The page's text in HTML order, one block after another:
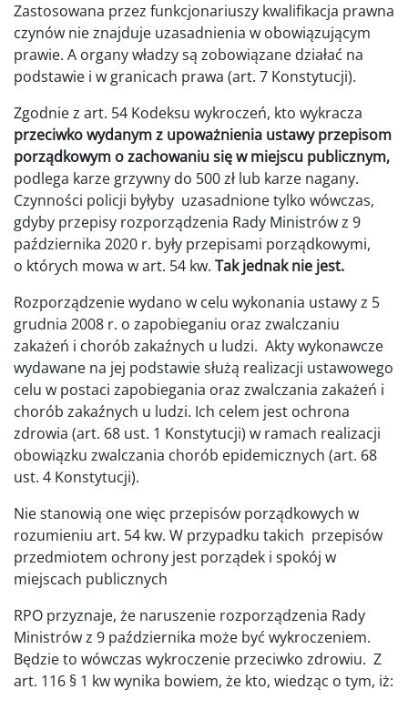
Zastosowana przez funkcjonariuszy kwalifikacja prawna
czynów nie znajduje uzasadnienia w obowiązującym
prawie. A organy władzy są zobowiązane działać na
podstawie i w granicach prawa (art. 7 Konstytucji).
Zgodnie z art. 54 Kodeksu wykroczeń, kto wykracza
przeciwko wydanym z upoważnienia ustawy przepisom
porządkowym o zachowaniu się w miejscu publicznym,
podlega karze grzywny do 500 zł lub karze nagany.
Czynności policji byłyby uzasadnione tylko wówczas,
gdyby przepisy rozporządzenia Rady Ministrów z 9
października 2020 r. były przepisami porządkowymi,
o których mowa w art. 54 kw. Tak jednak nie jest.
Rozporządzenie wydano w celu wykonania ustawy z 5
grudnia 2008 r. o zapobieganiu oraz zwalczaniu
zakażeń i chorób zakaźnych u ludzi. Akty wykonawcze
wydawane na jej podstawie służą realizacji ustawowego
celu w postaci zapobiegania oraz zwalczania zakażeń i
chorób zakaźnych u ludzi. Ich celem jest ochrona
zdrowia (art. 68 ust. 1 Konstytucji) w ramach realizacji
obowiązku zwalczania chorób epidemicznych (art. 68
ust. 4 Konstytucji).
Nie stanowią one więc przepisów porządkowych w
rozumieniu art. 54 kw. W przypadku takich przepisów
przedmiotem ochrony jest porządek i spokój w
miejscach publicznych
RPO przyznaje, że naruszenie rozporządzenia Rady
Ministrów z 9 października może być wykroczeniem.
Będzie to wówczas wykroczenie przeciwko zdrowiu. Z
art. 116 § 1 kw wynika bowiem, że kto, wiedząc o tym, iż: